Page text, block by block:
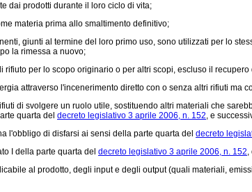
dai prodotti durante il loro ciclo di vita;
materia prima allo smaltimento definitivo;
giunti al termine del loro primo uso, sono utilizzati per lo
la rimessa a nuovo;
per lo scopo originario o per altri scopi, escluso il recupero
attraverso l'incenerimento diretto con o senza altri rifiuti ma
di svolgere un ruolo utile, sostituendo altri materiali che
quarta del decreto legislativo 3 aprile 2006, n. 152, e
l'obbligo di disfarsi ai sensi della parte quarta del decreto
I della parte quarta del decreto legislativo 3 aprile 2006, n. 152,
al prodotto, degli input e degli output (quali materiali,